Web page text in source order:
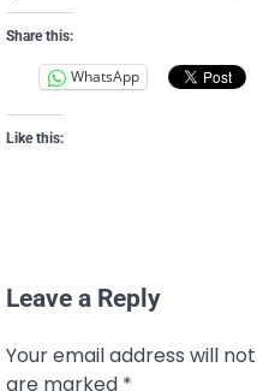
Share this:
WhatsApp
Like this:
Leave a Reply
Your email address will
are marked *